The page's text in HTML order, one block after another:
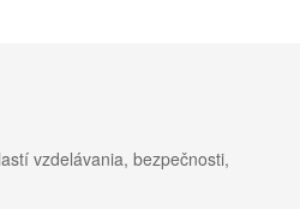
vzdelávania, bezpečnosti,